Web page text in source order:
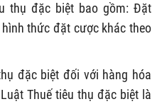
thụ đặc biệt bao gồm: Đặt
thức đặt cược khác theo
đặc biệt đối với hàng hóa
Thuế tiêu thụ đặc biệt là